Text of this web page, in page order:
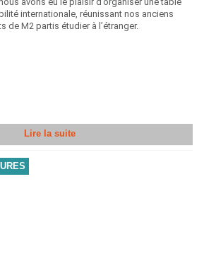
internationale, réunissant nos anciens
de M2 partis étudier à l’étranger.
Lire la suite